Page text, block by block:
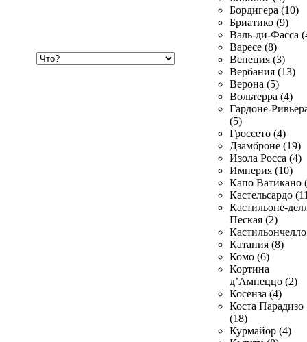
Бордигера (10)
Бриатико (9)
Валь-ди-Фасса
Варесе (8)
Венеция (3)
Вербания (13)
Верона (5)
Вольтерра (4)
Гардоне-
(5)
Гроссето (4)
Дзамброне (19)
Изола Росса (4)
Империя (10)
Капо Ватикано
Кастельсардо
Кастильоне-
Пеская (2)
Катания (8)
Комо (6)
Кортина
д’Ампеццо (2)
Косенза (4)
Коста Парадизо
(18)
Курмайор (4)